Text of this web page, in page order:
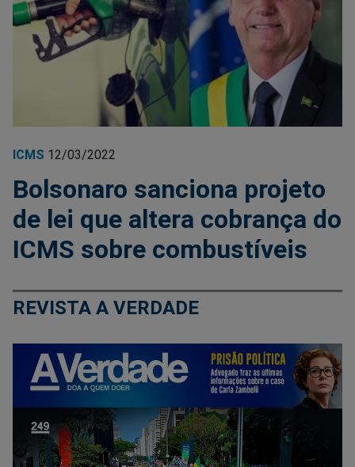
ICMS 12/03/2022
Bolsonaro sanciona projeto
de lei que altera cobrança do
ICMS sobre combustíveis
REVISTA A VERDADE